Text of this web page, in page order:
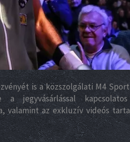
is a közszolgálati M4
a jegyvásárlással
valamint az exkluzív videós